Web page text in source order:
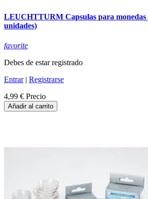
LEUCHTTURM Capsulas para monedas
unidades)
favorite
Debes de estar registrado
Entrar| Registrarse
4,99 € Precio
Añadir al carrito